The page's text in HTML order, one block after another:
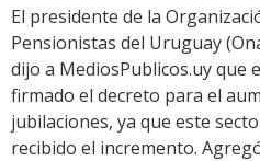
El presidente de la
Pensionistas del Uruguay
dijo a MediosPublicos.uy que
firmado el decreto para el
jubilaciones, ya que este
recibido el incremento.